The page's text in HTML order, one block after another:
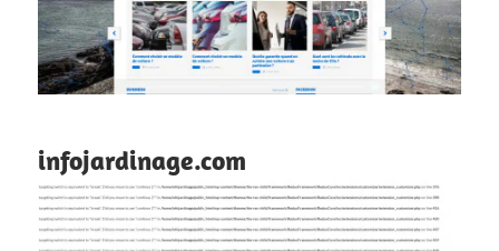
infojardinage.com